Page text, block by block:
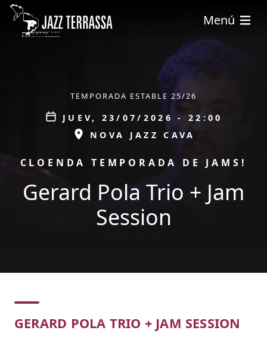
Pasar al contenido principal
Menú
TEMPORADA ESTABLE 25/26
Data
JUEV, 23/07/2026 - 22:00
ESPAI
NOVA JAZZ CAVA
PROMOCIÓ
CLOENDA TEMPORADA DE JAMS!
Gerard Pola Trio + Jam
Session
Concert
GERARD POLA TRIO + JAM SESSION